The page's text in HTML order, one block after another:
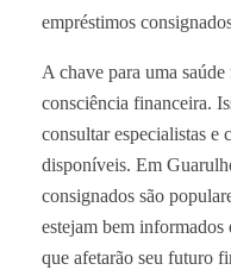
empréstimos
A chave para uma
consciência financeira.
consultar especialistas e
disponíveis. Em
consignados são
estejam bem informados
que afetarão seu futuro